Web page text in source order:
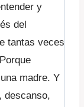
y
del
tantas veces
Porque
madre. Y
descanso,